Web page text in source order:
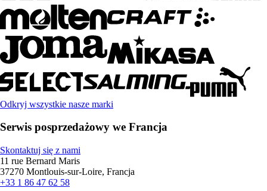
Odkryj wszystkie nasze marki
Serwis posprzedażowy we Francja
Skontaktuj się z nami
11 rue Bernard Maris
37270 Montlouis-sur-Loire, Francja
+33 1 86 47 62 58